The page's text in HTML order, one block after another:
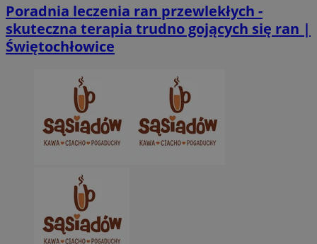
Poradnia leczenia ran przewlekłych -
skuteczna terapia trudno gojących się ran |
Świętochłowice